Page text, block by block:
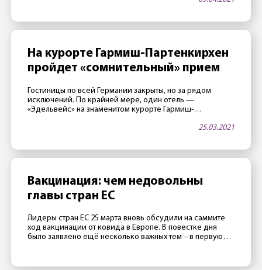
На курорте Гармиш-Партенкирхен
пройдет «сомнительный» прием
Гостиницы по всей Германии закрыты, но за рядом
исключений. По крайней мере, один отель —
«Эдельвейс» на знаменитом курорте Гармиш-
известно 25 марта, в этой гостинице, принадлежащей
конференции запланировано на апрель. Как сообщили
25.03.2021
Вакцинация: чем недовольны
главы стран ЕС
Лидеры стран ЕС 25 марта вновь обсудили на саммите
ход вакцинации от ковида в Европе. В повестке дня
было заявлено ещё несколько важных тем ‒ в первую
прививочной кампании. Президент Франции Эмманюэль